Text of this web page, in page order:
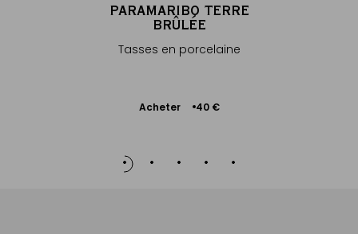
PARAMARIBO TERRE
BRÛLÉE
Tasses en porcelaine
Acheter 40 €
Ajouter